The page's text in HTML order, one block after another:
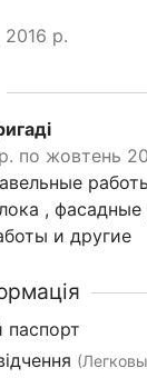
р.
по жовтень
,
и другие
паспорт